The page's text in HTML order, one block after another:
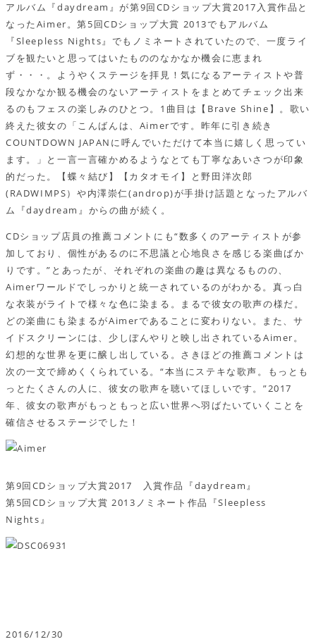
アルバム『daydream』が第9回CDショップ大賞2017入賞作品と
なったAimer。第5回CDショップ大賞 2013でもアルバム
『Sleepless Nights』でもノミネートされていたので、一度ライ
ブを観たいと思ってはいたもののなかなか機会に恵まれ
ず・・・。ようやくステージを拝見！気になるアーティストや普
段なかなか観る機会のないアーティストをまとめてチェック出来
るのもフェスの楽しみのひとつ。1曲目は【Brave Shine】。歌い
終えた彼女の「こんばんは、Aimerです。昨年に引き続き
COUNTDOWN JAPANに呼んでいただけて本当に嬉しく思ってい
ます。」と一言一言確かめるようなとても丁寧なあいさつが印象
的だった。【蝶々結び】【カタオモイ】と野田洋次郎
(RADWIMPS）や内澤崇仁(androp)が手掛け話題となったアルバ
ム『daydream』からの曲が続く。
CDショップ店員の推薦コメントにも“数多くのアーティストが参
加しており、個性があるのに不思議と心地良さを感じる楽曲ばか
りです。”とあったが、それぞれの楽曲の趣は異なるものの、
Aimerワールドでしっかりと統一されているのがわかる。真っ白
な衣装がライトで様々な色に染まる。まるで彼女の歌声の様だ。
どの楽曲にも染まるがAimerであることに変わりない。また、サ
イドスクリーンには、少しぼんやりと映し出されているAimer。
幻想的な世界を更に醸し出している。さきほどの推薦コメントは
次の一文で締めくくられている。“本当にステキな歌声。もっとも
っとたくさんの人に、彼女の歌声を聴いてほしいです。”2017
年、彼女の歌声がもっともっと広い世界へ羽ばたいていくことを
確信させるステージでした！
第9回CDショップ大賞2017 入賞作品『daydream』
第5回CDショップ大賞 2013ノミネート作品『Sleepless
Nights』
2016/12/30